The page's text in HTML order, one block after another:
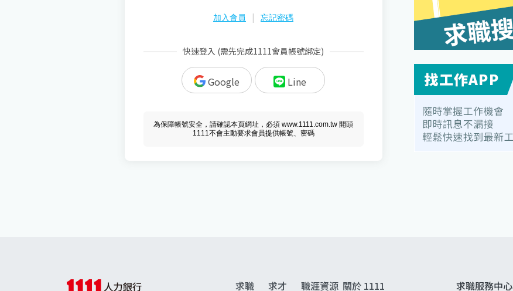
加入會員 | 忘記密碼
快速登入 (需先完成1111會員帳號綁定)
Google Line
為保障帳號安全，請確認本頁網址，必須 www.1111.com.tw 開頭
1111不會主動要求會員提供帳號、密碼
求職 求才 職涯資源 關於 1111 求職服務中心